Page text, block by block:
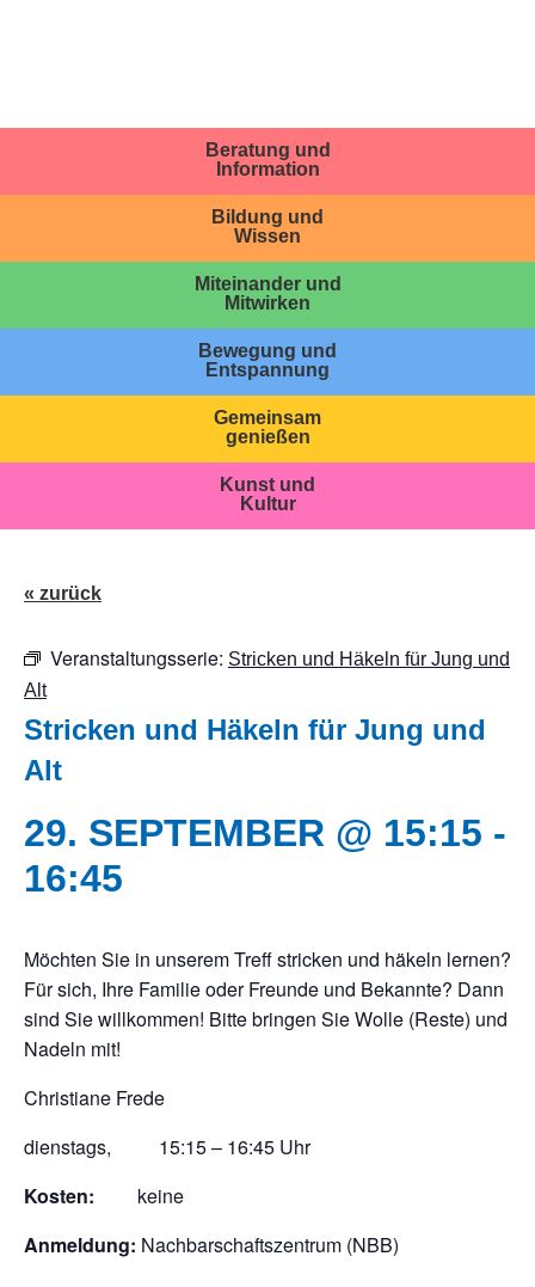
Beratung und
Information
Bildung und
Wissen
Miteinander und
Mitwirken
Bewegung und
Entspannung
Gemeinsam
genießen
Kunst und
Kultur
« zurück
Veranstaltungsserie: Stricken und Häkeln für Jung und
Alt
Stricken und Häkeln für Jung und
Alt
29. SEPTEMBER @ 15:15 -
16:45
Möchten Sie in unserem Treff stricken und häkeln lernen?
Für sich, Ihre Familie oder Freunde und Bekannte? Dann
sind Sie willkommen! Bitte bringen Sie Wolle (Reste) und
Nadeln mit!
Christiane Frede
dienstags, 15:15 – 16:45 Uhr
Kosten: keine
Anmeldung: Nachbarschaftszentrum (NBB)